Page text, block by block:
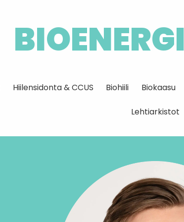
Hiilensidonta & CCUS Biohiili Biokaasu
Lehtiarkistot